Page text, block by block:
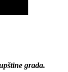
grada.